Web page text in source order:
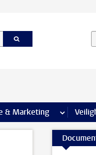
& Marketing meer